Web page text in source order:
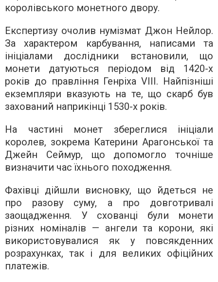
королівського монетного двору.
Експертизу очолив нумізмат Джон Нейлор.
За характером карбування, написами та
ініціалами дослідники встановили, що
монети датуються періодом від 1420-х
років до правління Генріха VIII. Найпізніші
екземпляри вказують на те, що скарб був
захований наприкінці 1530-х років.
На частині монет збереглися ініціали
королев, зокрема Катерини Арагонської та
Джейн Сеймур, що допомогло точніше
визначити час їхнього походження.
Фахівці дійшли висновку, що йдеться не
про разову суму, а про довготривалі
заощадження. У схованці були монети
різних номіналів — ангели та корони, які
використовувалися як у повсякденних
розрахунках, так і для великих офіційних
платежів.